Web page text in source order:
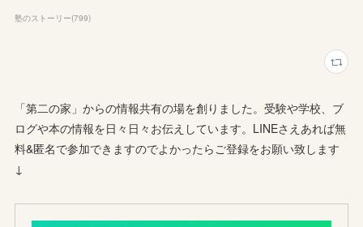
塾のストーリー(799)
「第二の家」からの情報共有の場を創りました。受験や学校、ブ
ログや本の情報を日々日々お伝えしています。LINEさえあれば無
料&匿名で参加できますのでよかったらご登録をお願い致します
↓